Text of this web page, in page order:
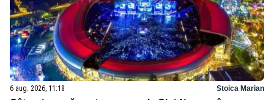
6 aug. 2026, 11:18 Stoica Marian